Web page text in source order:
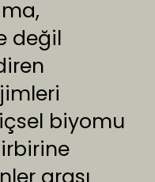
değil
biyomu